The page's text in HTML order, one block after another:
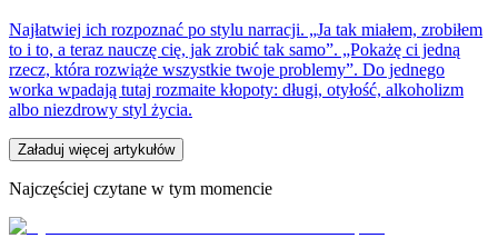
Najłatwiej ich rozpoznać po stylu narracji. „Ja tak miałem, zrobiłem
to i to, a teraz nauczę cię, jak zrobić tak samo”. „Pokażę ci jedną
rzecz, która rozwiąże wszystkie twoje problemy”. Do jednego
worka wpadają tutaj rozmaite kłopoty: długi, otyłość, alkoholizm
albo niezdrowy styl życia.
Załaduj więcej artykułów
Najczęściej czytane w tym momencie